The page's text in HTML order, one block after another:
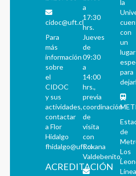
cidoc@uft.cl
Para
más
información
sobre
el
CIDOC
y sus
actividades,
contactar
a Flor
Hidalgo
fhidalgo@uft.cl
ACREDITACIÓN
a
17:30
hrs.
Jueves
de
09:30
a
14:00
hrs.,
previa
coordinación
de
visita
con
Roxana
Valdebenito.
la
con
un
lugar
para
de
Los
Línea